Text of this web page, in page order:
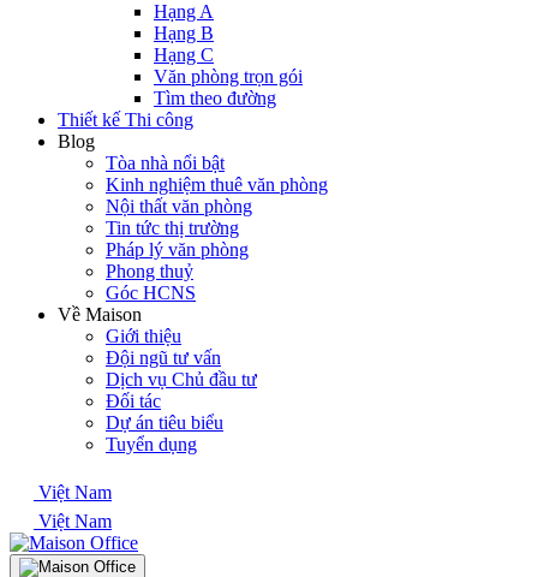
Hạng A
Hạng B
Hạng C
Văn phòng trọn gói
Tìm theo đường
Thiết kế Thi công
Blog
Tòa nhà nổi bật
Kinh nghiệm thuê văn phòng
Nội thất văn phòng
Tin tức thị trường
Pháp lý văn phòng
Phong thuỷ
Góc HCNS
Về Maison
Giới thiệu
Đội ngũ tư vấn
Dịch vụ Chủ đầu tư
Đối tác
Dự án tiêu biểu
Tuyển dụng
Việt Nam
Việt Nam